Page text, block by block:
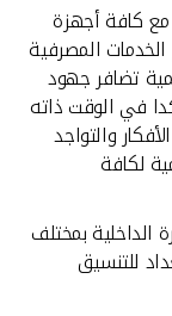
كافة أجهزة
المصرفية
تضافر جهود
في الوقت ذاته
والتواجد
لكافة
الداخلية بمختلف
للتنسيق